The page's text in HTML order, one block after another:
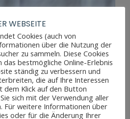
WEBSEITE
Cookies (auch von
über die Nutzung der
zu sammeln. Diese Cookies
das bestmögliche Online-Erlebnis
ständig zu verbessern und
die auf Ihre Interessen
dem Klick auf den Button
sich mit der Verwendung aller
Für weitere Informationen über
oder für die Änderung Ihrer